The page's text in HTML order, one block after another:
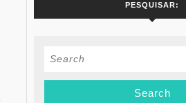
PESQUISAR:
Search